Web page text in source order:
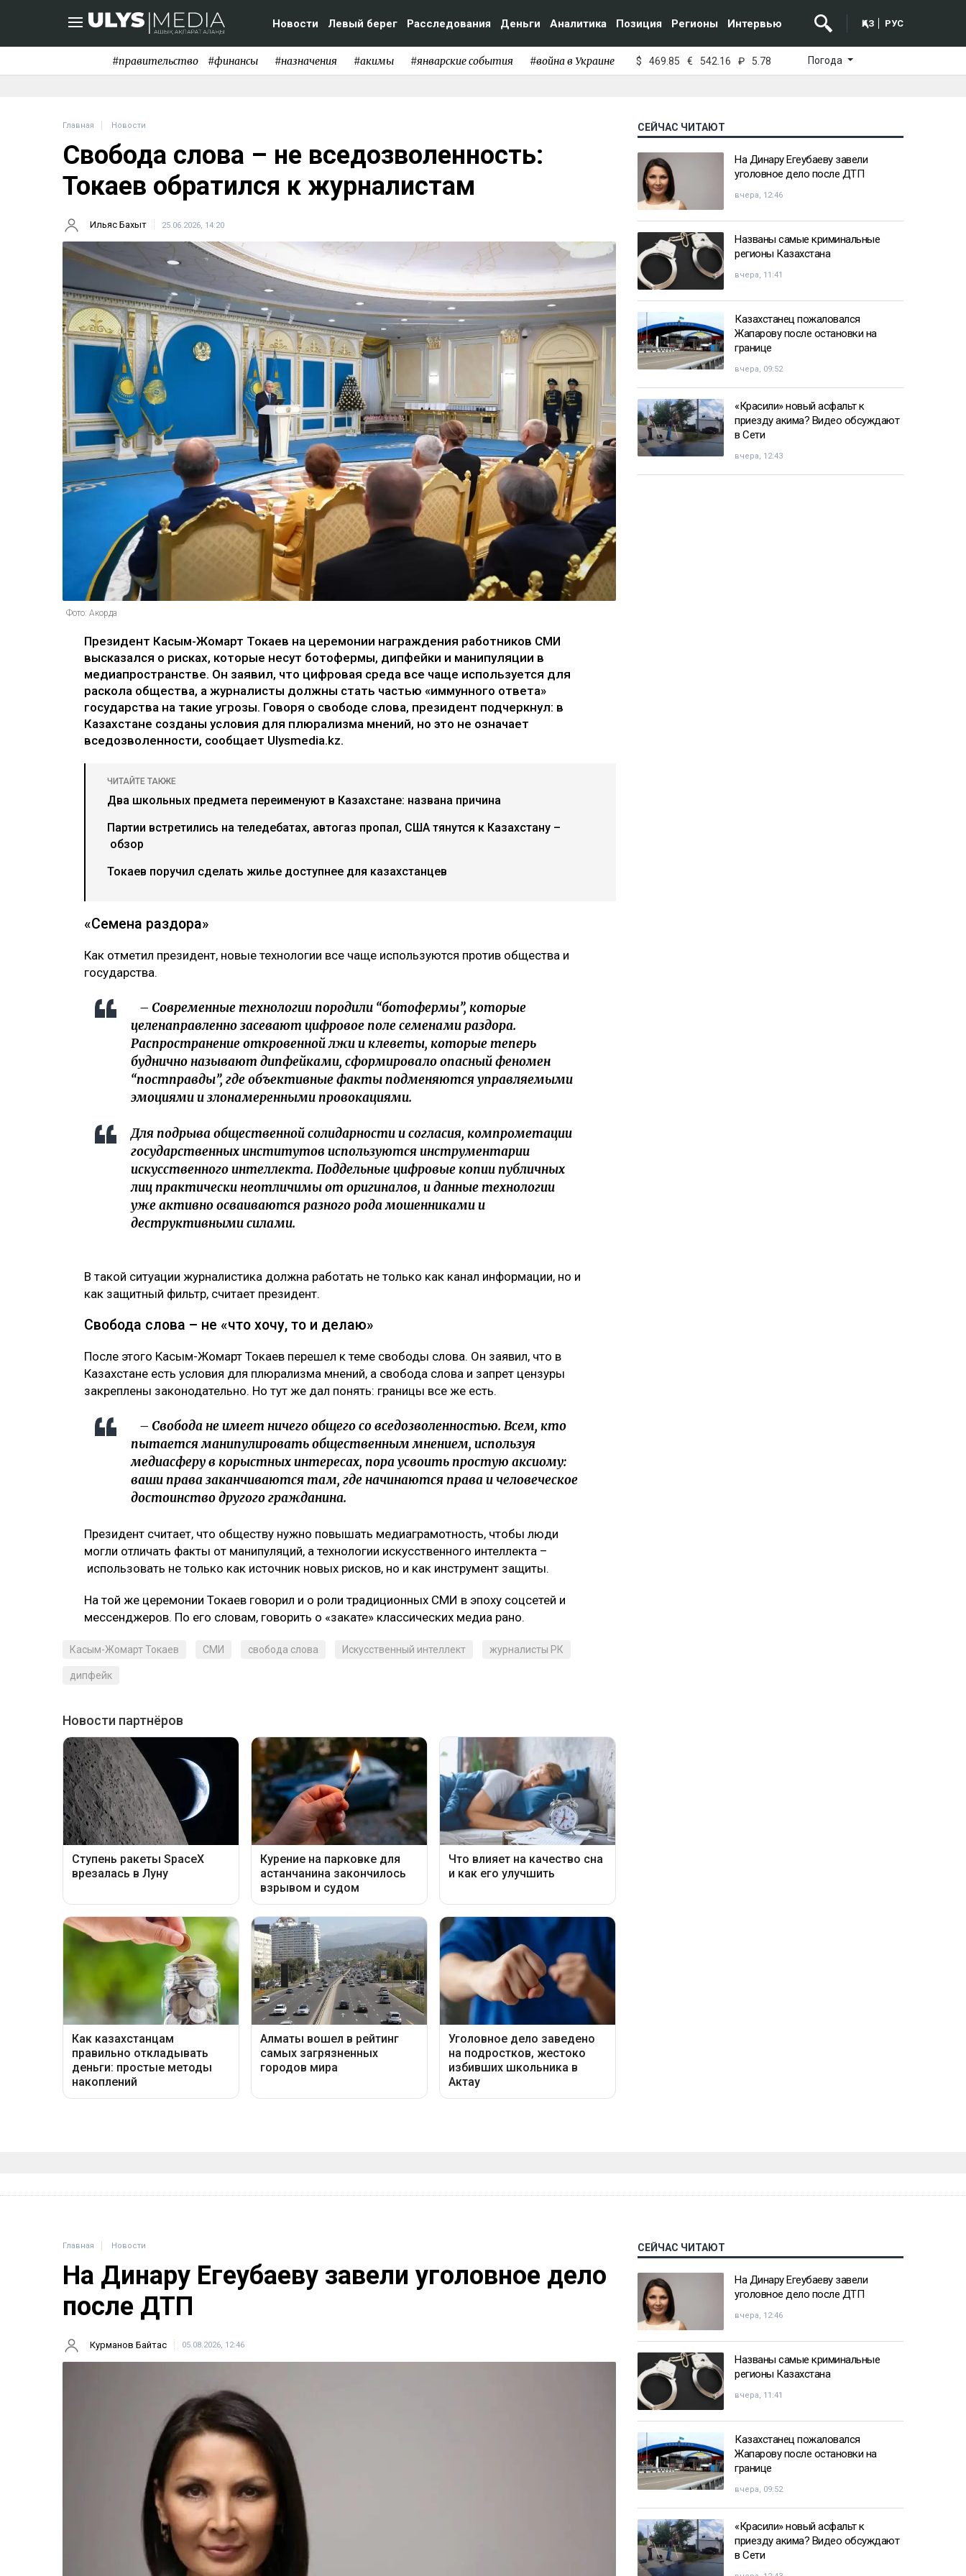
Новости Левый берег Расследования Деньги Аналитика Позиция Регионы Интервью ҚАЗ РУС
#правительство #финансы #назначения #акимы #январские события #война в Украине $ 469.85 € 542.16 ₽ 5.78 Погода
Главная Новости
Свобода слова – не вседозволенность:
Токаев обратился к журналистам
Ильяс Бахыт 25.06.2026, 14:20
Фото: Акорда
Президент Касым-Жомарт Токаев на церемонии награждения работников СМИ
высказался о рисках, которые несут ботофермы, дипфейки и манипуляции в
медиапространстве. Он заявил, что цифровая среда все чаще используется для
раскола общества, а журналисты должны стать частью «иммунного ответа»
государства на такие угрозы. Говоря о свободе слова, президент подчеркнул: в
Казахстане созданы условия для плюрализма мнений, но это не означает
вседозволенности, сообщает Ulysmedia.kz.
ЧИТАЙТЕ ТАКЖЕ
Два школьных предмета переименуют в Казахстане: названа причина
Партии встретились на теледебатах, автогаз пропал, США тянутся к Казахстану –
обзор
Токаев поручил сделать жилье доступнее для казахстанцев
«Семена раздора»
Как отметил президент, новые технологии все чаще используются против общества и
государства.
– Современные технологии породили “ботофермы”, которые
целенаправленно засевают цифровое поле семенами раздора.
Распространение откровенной лжи и клеветы, которые теперь
буднично называют дипфейками, сформировало опасный феномен
“постправды”, где объективные факты подменяются управляемыми
эмоциями и злонамеренными провокациями.
Для подрыва общественной солидарности и согласия, компрометации
государственных институтов используются инструментарии
искусственного интеллекта. Поддельные цифровые копии публичных
лиц практически неотличимы от оригиналов, и данные технологии
уже активно осваиваются разного рода мошенниками и
деструктивными силами.
В такой ситуации журналистика должна работать не только как канал информации, но и
как защитный фильтр, считает президент.
Свобода слова – не «что хочу, то и делаю»
После этого Касым-Жомарт Токаев перешел к теме свободы слова. Он заявил, что в
Казахстане есть условия для плюрализма мнений, а свобода слова и запрет цензуры
закреплены законодательно. Но тут же дал понять: границы все же есть.
– Свобода не имеет ничего общего со вседозволенностью. Всем, кто
пытается манипулировать общественным мнением, используя
медиасферу в корыстных интересах, пора усвоить простую аксиому:
ваши права заканчиваются там, где начинаются права и человеческое
достоинство другого гражданина.
Президент считает, что обществу нужно повышать медиаграмотность, чтобы люди
могли отличать факты от манипуляций, а технологии искусственного интеллекта –
использовать не только как источник новых рисков, но и как инструмент защиты.
На той же церемонии Токаев говорил и о роли традиционных СМИ в эпоху соцсетей и
мессенджеров. По его словам, говорить о «закате» классических медиа рано.
Касым-Жомарт Токаев СМИ свобода слова Искусственный интеллект журналисты РК
дипфейк
СЕЙЧАС ЧИТАЮТ
На Динару Егеубаеву завели
уголовное дело после ДТП
вчера, 12:46
Названы самые криминальные
регионы Казахстана
вчера, 11:41
Казахстанец пожаловался
Жапарову после остановки на
границе
вчера, 09:52
«Красили» новый асфальт к
приезду акима? Видео обсуждают
в Сети
вчера, 12:43
Главная Новости
На Динару Егеубаеву завели уголовное дело
после ДТП
Курманов Байтас 05.08.2026, 12:46
СЕЙЧАС ЧИТАЮТ
На Динару Егеубаеву завели
уголовное дело после ДТП
вчера, 12:46
Названы самые криминальные
регионы Казахстана
вчера, 11:41
Казахстанец пожаловался
Жапарову после остановки на
границе
вчера, 09:52
«Красили» новый асфальт к
приезду акима? Видео обсуждают
в Сети